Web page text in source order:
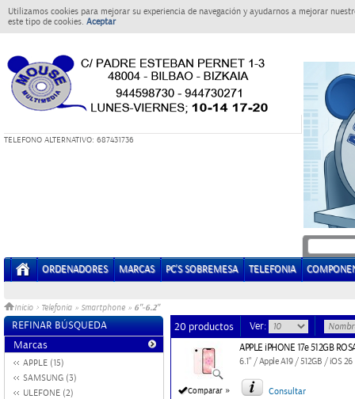
Utilizamos cookies para mejorar su experiencia de navegación y ayudarnos a mejorar
este tipo de cookies. Aceptar
TELEFONO ALTERNATIVO: 687431736
ORDENADORES MARCAS PC'S SOBREMESA TELEFONIA
Inicio > Telefonia » Smartphone » 6"-6.2"
REFINAR BÚSQUEDA
Marcas
APPLE (15)
SAMSUNG (3)
ULEFONE (2)
20 productos Ver:
Comparar »
APPLE iPHONE 17e 512GB
6.1" / Apple A19 / 512GB / iOS 26
Consultar